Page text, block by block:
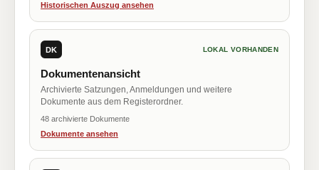
Historischen Auszug ansehen
DK LOKAL VORHANDEN
Dokumentenansicht
Archivierte Satzungen, Anmeldungen und weitere
Dokumente aus dem Registerordner.
48 archivierte Dokumente
Dokumente ansehen